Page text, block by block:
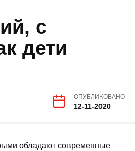
с
дети
ОПУБЛИКОВАНО
12-11-2020
обладают современные